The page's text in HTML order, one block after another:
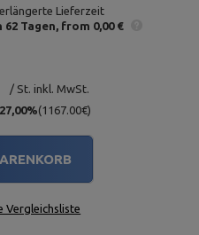
Lieferzeit
Tagen from 0,00 €
/ St. inkl. MwSt.
27,00%(1167.00€)
Vergleichsliste